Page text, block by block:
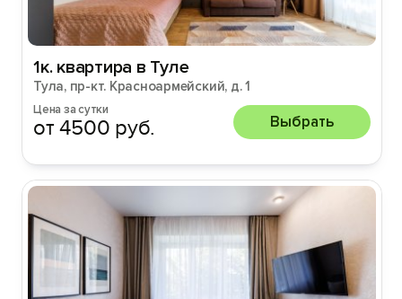
1к. квартира в Туле
Тула, пр-кт. Красноармейский, д. 1
Цена за сутки
от 4500 руб. Выбрать